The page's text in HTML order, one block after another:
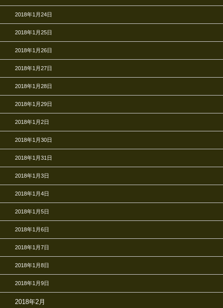
2018年1月24日
2018年1月25日
2018年1月26日
2018年1月27日
2018年1月28日
2018年1月29日
2018年1月2日
2018年1月30日
2018年1月31日
2018年1月3日
2018年1月4日
2018年1月5日
2018年1月6日
2018年1月7日
2018年1月8日
2018年1月9日
2018年2月